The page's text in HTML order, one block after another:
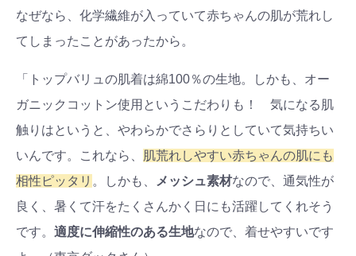
なぜなら、化学繊維が入っていて赤ちゃんの肌が荒れし
てしまったことがあったから。
「トップバリュの肌着は綿100％の生地。しかも、オー
ガニックコットン使用というこだわりも！ 気になる肌
触りはというと、やわらかでさらりとしていて気持ちい
いんです。これなら、
肌荒れしやすい赤ちゃんの肌にも
相性ピッタリ 。しかも、 メッシュ素材なので、通気性が
良く、暑くて汗をたくさんかく日にも活躍してくれそう
です。 適度に伸縮性のある生地なので、着せやすいです
#出産準備 #習いごと #発達
#離乳食